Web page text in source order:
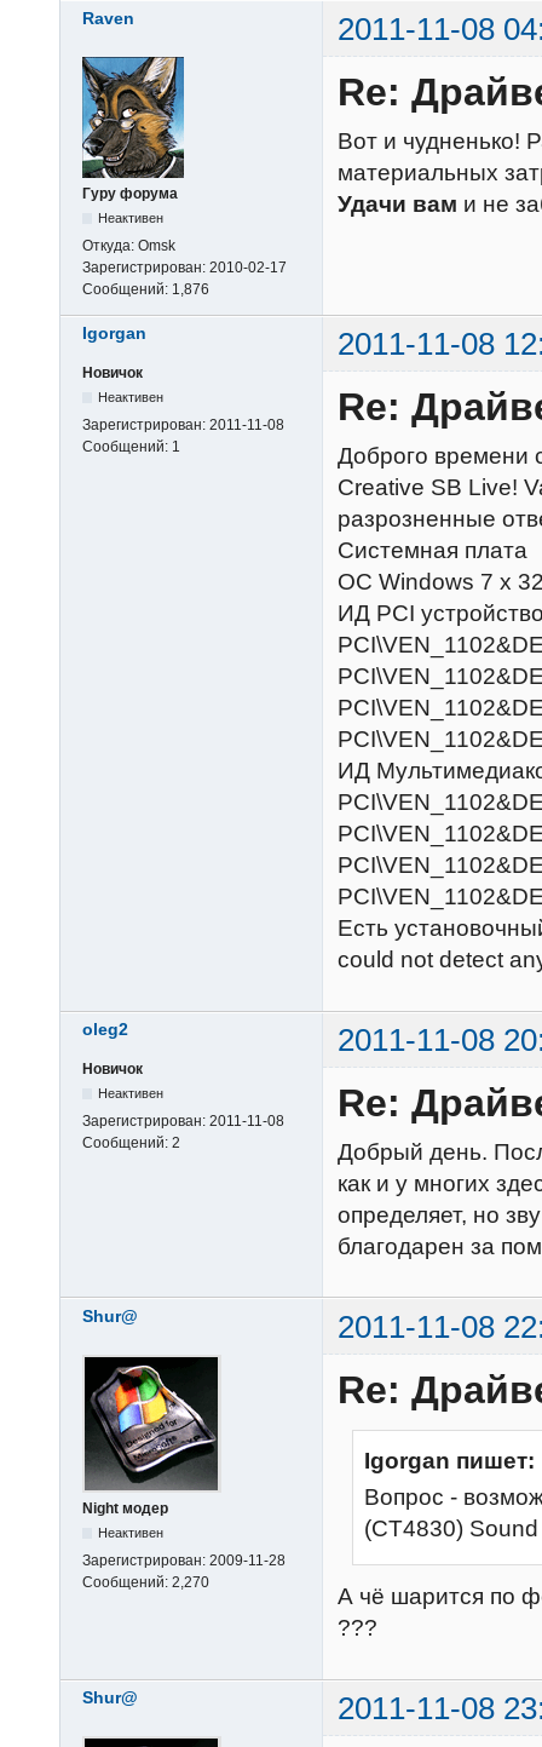
Raven 2011-11-08
Гуру форума
Неактивен
Откуда: Omsk
Зарегистрирован: 2010-02-17
Сообщений: 1,876
Re:
Вот и чудненько!
материальных
Удачи вам и не
Igorgan 2011-11-08
Новичок
Неактивен
Зарегистрирован: 2011-11-08
Сообщений: 1
Re:
Доброго времени
Creative SB Live!
разрозненные
Системная
ОС Windows 7 х
ИД PCI
ИД
Есть
could not detect
oleg2 2011-11-08
Новичок
Неактивен
Зарегистрирован: 2011-11-08
Сообщений: 2
Re:
Добрый день.
как и у многих
определяет, но
благодарен за
Shur@ 2011-11-08
Night модер
Неактивен
Зарегистрирован: 2009-11-28
Сообщений: 2,270
Re:
Igorgan пишет:
Вопрос -
(CT4830)
А чё шарится по
???
Shur@ 2011-11-08